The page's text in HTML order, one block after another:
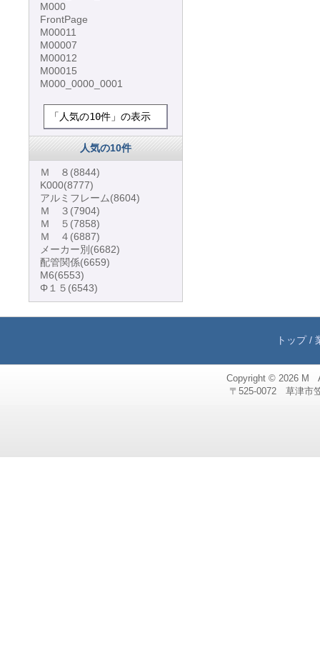
M000
FrontPage
M00011
M00007
M00012
M00015
M000_0000_0001
「人気の10件」の表示
人気の10件
Ｍ ８ (8844)
K000(8777)
アルミフレーム(8604)
Ｍ ３ (7904)
Ｍ ５ (7858)
Ｍ ４ (6887)
メーカー別 (6682)
配管関係(6659)
M6(6553)
Φ１５ (6543)
トップ/
Copyright © 2026 M
〒525-0072 草津市